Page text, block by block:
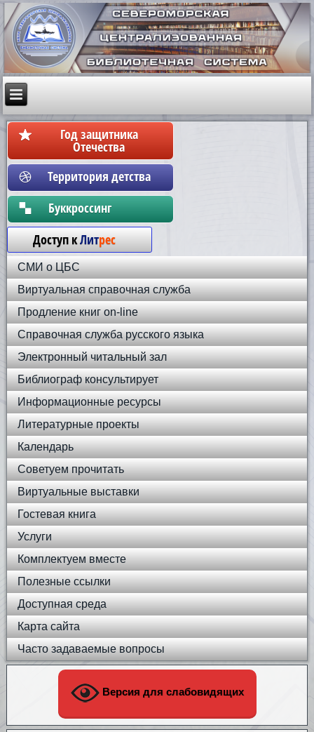
Год защитника
Отечества
Территория детства
Бyккpoccинг
Доступ кЛитрес
СМИ о ЦБС
Виртуальная справочная служба
Продление книг on-line
Справочная служба русского языка
Электронный читальный зал
Библиограф консультирует
Информационные ресурсы
Литературные проекты
Календарь
Советуем прочитать
Виртуальные выставки
Гостевая книга
Услуги
Комплектуем вместе
Полезные ссылки
Доступная среда
Карта сайта
Часто задаваемые вопросы
Версия для слабовидящих